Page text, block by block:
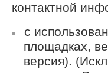
контактной
с
площадках,
версия).